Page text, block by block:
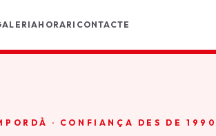
HORARI CONTACTE
· CONFIANÇA DES DE